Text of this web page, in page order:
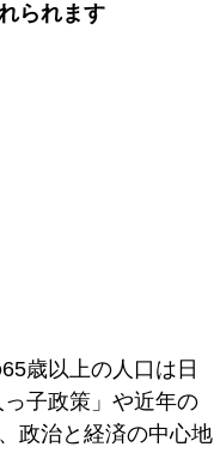
られます
歳以上の人口は日
子政策」や近年の
政治と経済の中心地